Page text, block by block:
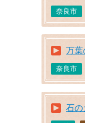
奈良市
万葉
奈良市
石の